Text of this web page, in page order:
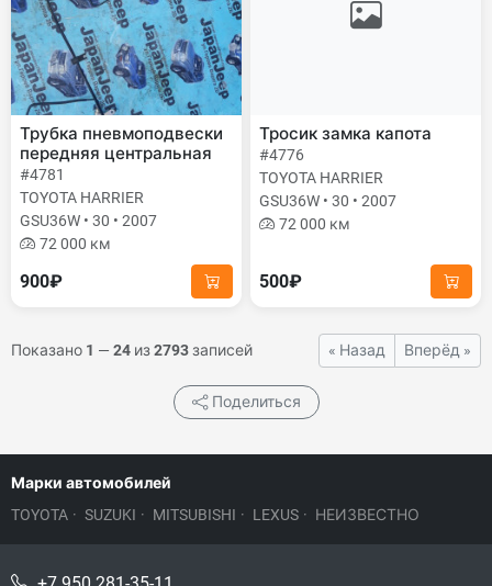
Трубка пневмоподвески
передняя центральная
#4781
TOYOTA HARRIER
GSU36W • 30 • 2007
72 000 км
900₽
Тросик замка капота
#4776
TOYOTA HARRIER
GSU36W • 30 • 2007
72 000 км
500₽
Показано 1 — 24 из2793записей « Назад Вперёд »
Поделиться
Марки автомобилей
TOYOTA · SUZUKI · MITSUBISHI · LEXUS · НЕИЗВЕСТНО